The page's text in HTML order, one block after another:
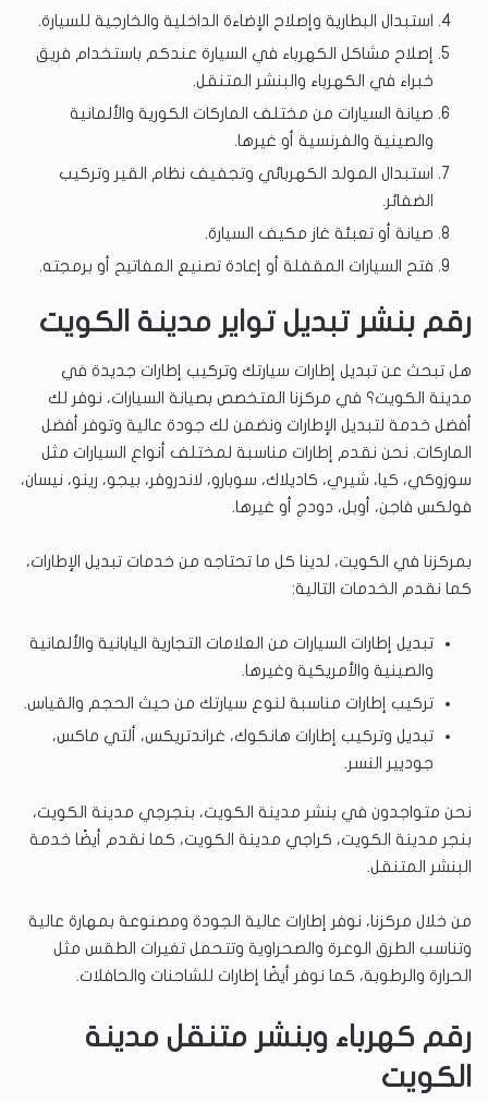
استبدال البطارية وإصلاح الإضاءة الداخلية والخارجية للسيارة.
إصلاح مشاكل الكهرباء في السيارة عندكم باستخدام فريق
خبراء في الكهرباء والبنشر المتنقل.
صيانة السيارات من مختلف الماركات الكورية والألمانية
والصينية والفرنسية أو غيرها.
استبدال المولد الكهربائي وتجفيف نظام القير وتركيب
الضفائر.
صيانة أو تعبئة غاز مكيف السيارة.
فتح السيارات المقفلة أو إعادة تصنيع المفاتيح أو برمجته.
رقم بنشر تبديل تواير مدينة الكويت
هل تبحث عن تبديل إطارات سيارتك وتركيب إطارات جديدة في
مدينة الكويت؟ في مركزنا المتخصص بصيانة السيارات، نوفر لك
أفضل خدمة لتبديل الإطارات ونضمن لك جودة عالية وتوفر أفضل
الماركات. نحن نقدم إطارات مناسبة لمختلف أنواع السيارات مثل
سوزوكي، كيا، شيري، كاديلاك، سوبارو، لاندروفر، بيجو، رينو، نيسان،
فولكس فاجن، أوبل، دودج أو غيرها.
بمركزنا في الكويت، لدينا كل ما تحتاجه من خدمات تبديل الإطارات،
كما نقدم الخدمات التالية:
تبديل إطارات السيارات من العلامات التجارية اليابانية والألمانية
والصينية والأمريكية وغيرها.
تركيب إطارات مناسبة لنوع سيارتك من حيث الحجم والقياس.
تبديل وتركيب إطارات هانكوك، غراندتريكس، ألتي ماكس،
جوديير النسر.
نحن متواجدون في بنشر مدينة الكويت، بنجرجي مدينة الكويت،
بنجر مدينة الكويت، كراجي مدينة الكويت، كما نقدم أيضًا خدمة
البنشر المتنقل.
من خلال مركزنا، نوفر إطارات عالية الجودة ومصنوعة بمهارة عالية
وتناسب الطرق الوعرة والصحراوية وتتحمل تغيرات الطقس مثل
الحرارة والرطوبة، كما نوفر أيضًا إطارات للشاحنات والحافلات.
رقم كهرباء وبنشر متنقل مدينة
الكويت